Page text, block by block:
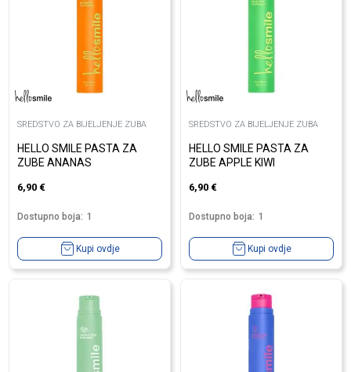
SREDSTVO ZA BIJELJENJE ZUBA
HELLO SMILE PASTA ZA
ZUBE ANANAS
6,90 €
Dostupno boja: 1
Kupi ovdje
SREDSTVO ZA BIJELJENJE ZUBA
HELLO SMILE PASTA ZA
ZUBE APPLE KIWI
6,90 €
Dostupno boja: 1
Kupi ovdje